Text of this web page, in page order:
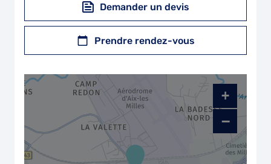
Demander un devis
Prendre rendez-vous
+
−